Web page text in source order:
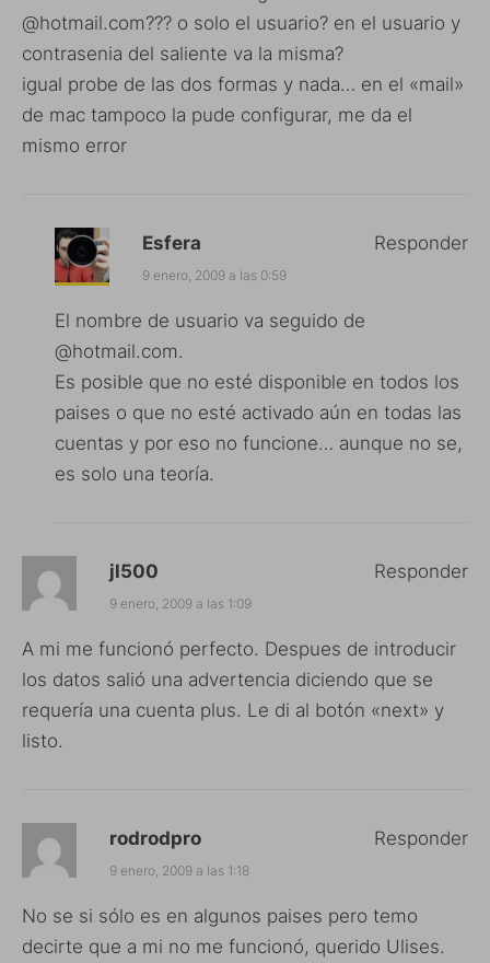
@hotmail.com??? o solo el usuario? en el usuario y
contrasenia del saliente va la misma?
igual probe de las dos formas y nada… en el «mail»
de mac tampoco la pude configurar, me da el
mismo error
Esfera
9 enero, 2009 a las 0:59
El nombre de usuario va seguido de
@hotmail.com.
Es posible que no esté disponible en todos los
paises o que no esté activado aún en todas las
cuentas y por eso no funcione… aunque no se,
es solo una teoría.
Responder
jl500
9 enero, 2009 a las 1:09
A mi me funcionó perfecto. Despues de introducir
los datos salió una advertencia diciendo que se
requería una cuenta plus. Le di al botón «next» y
listo.
Responder
rodrodpro
9 enero, 2009 a las 1:18
No se si sólo es en algunos paises pero temo
decirte que a mi no me funcionó, querido Ulises.
Responder